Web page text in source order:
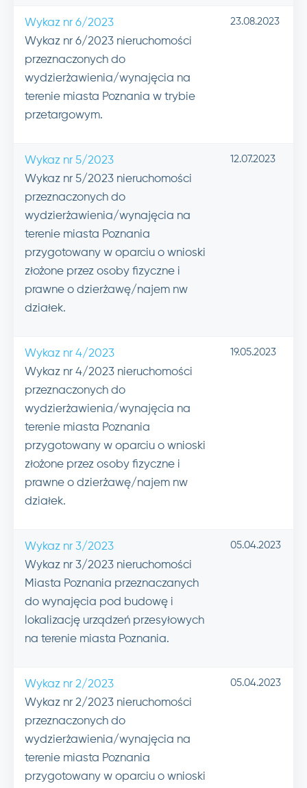
Wykaz nr 6/2023
Wykaz nr 6/2023 nieruchomości
przeznaczonych do
wydzierżawienia/wynajęcia na
terenie miasta Poznania w trybie
przetargowym.
23.08.2023
Wykaz nr 5/2023
Wykaz nr 5/2023 nieruchomości
przeznaczonych do
wydzierżawienia/wynajęcia na
terenie miasta Poznania
przygotowany w oparciu o wnioski
złożone przez osoby fizyczne i
prawne o dzierżawę/najem nw
działek.
12.07.2023
Wykaz nr 4/2023
Wykaz nr 4/2023 nieruchomości
przeznaczonych do
wydzierżawienia/wynajęcia na
terenie miasta Poznania
przygotowany w oparciu o wnioski
złożone przez osoby fizyczne i
prawne o dzierżawę/najem nw
działek.
19.05.2023
Wykaz nr 3/2023
Wykaz nr 3/2023 nieruchomości
Miasta Poznania przeznaczanych
do wynajęcia pod budowę i
lokalizację urządzeń przesyłowych
na terenie miasta Poznania.
05.04.2023
Wykaz nr 2/2023
Wykaz nr 2/2023 nieruchomości
przeznaczonych do
wydzierżawienia/wynajęcia na
terenie miasta Poznania
przygotowany w oparciu o wnioski
05.04.2023